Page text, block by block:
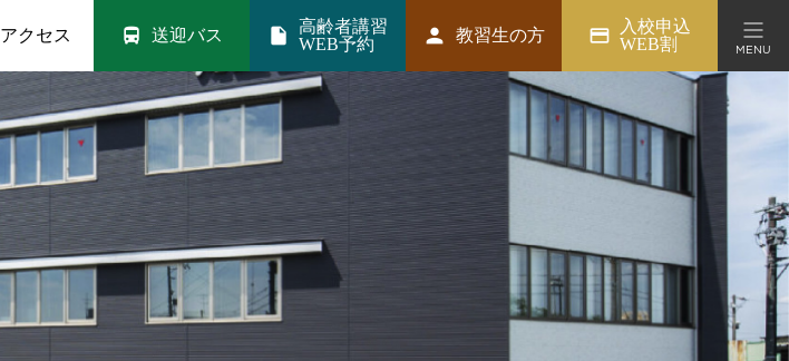
取得可能免許 料金シミュレーション
アクセス directions_bus 送迎バス insert_drive_file
高齢者講習
WEB予約
person 教習生の方
満点様・技能教習予約
credit_card
入校申込
WEB割
MENU